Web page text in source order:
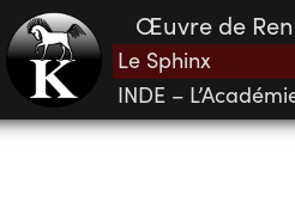
Œuvre de
Le Sphinx